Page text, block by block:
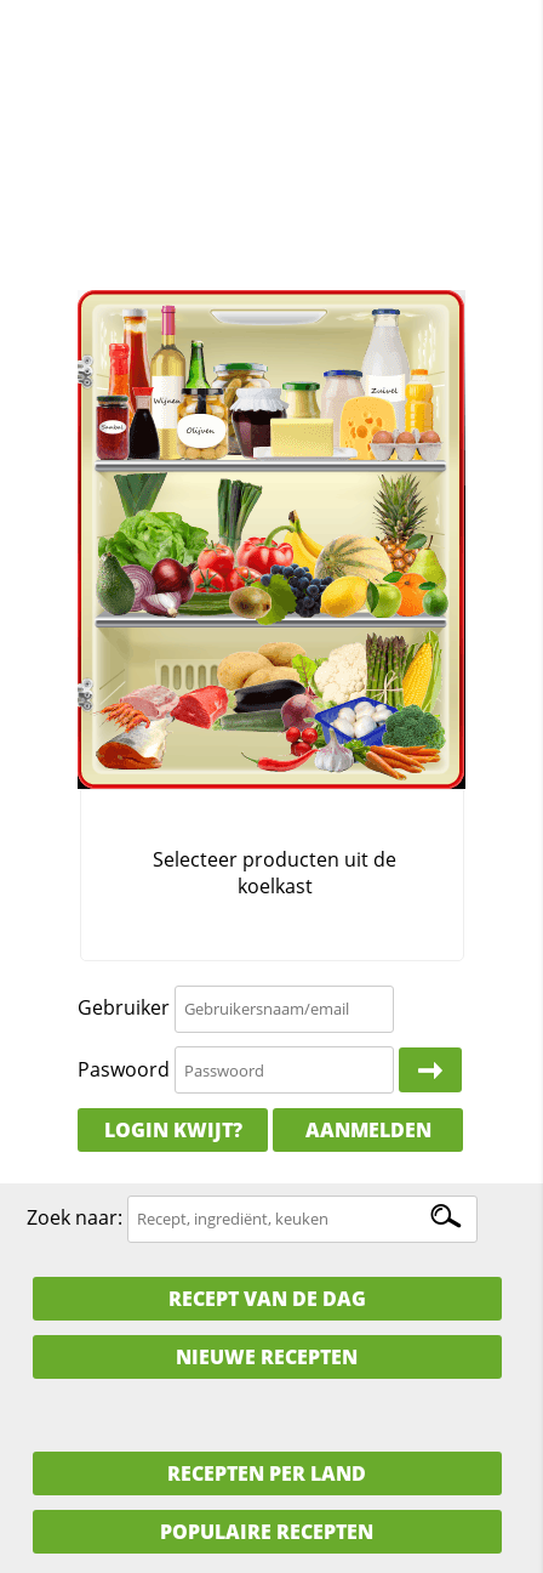
Gebruiker
Paswoord
LOGIN KWIJT? AANMELDEN
Zoek naar:
RECEPT VAN DE DAG
NIEUWE RECEPTEN
RECEPTEN PER LAND
POPULAIRE RECEPTEN